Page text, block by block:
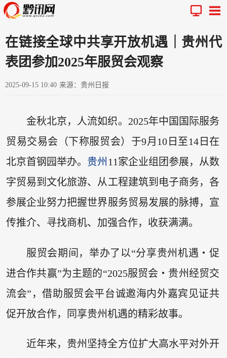
在链接全球中共享开放机遇｜贵州代
表团参加2025年服贸会观察
2025-09-15 10:40 来源：贵州日报
金秋北京，人流如织。2025年中国国际服务
贸易交易会（下称服贸会）于9月10日至14日在
北京首钢园举办。 贵州 11家企业组团参展，从数
字贸易到文化旅游、从工程建筑到电子商务，各
参展企业努力把握世界服务贸易发展的脉搏，宣
传推介、寻找商机、加强合作，收获满满。
服贸会期间，举办了以“分享贵州机遇・促
进合作共赢”为主题的“2025服贸会・贵州经贸交
流会”，借助服贸会平台诚邀海内外嘉宾见证共
促开放合作，同享贵州机遇的精彩故事。
近年来，贵州坚持全方位扩大高水平对外开